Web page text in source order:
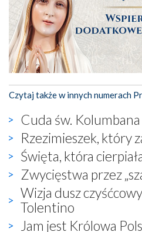
Czytaj także w innych numerach
Cuda św. Kolumbana
Rzezimieszek, który
Święta, która
Zwycięstwa przez
Wizja dusz
Tolentino
Jam jest Królowa